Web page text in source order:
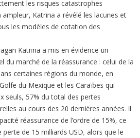
les risques catastrophes
ampleur, Katrina a révélé les lacunes et
les modèles de cotation des
Katrina a mis en évidence un
du marché de la réassurance : celui de la
certaines régions du monde, en
du Mexique et les Caraïbes qui
seuls, 57% du total des pertes
au cours des 20 dernières années. Il
réassurance de l’ordre de 15%, ce
perte de 15 milliards USD, alors que le